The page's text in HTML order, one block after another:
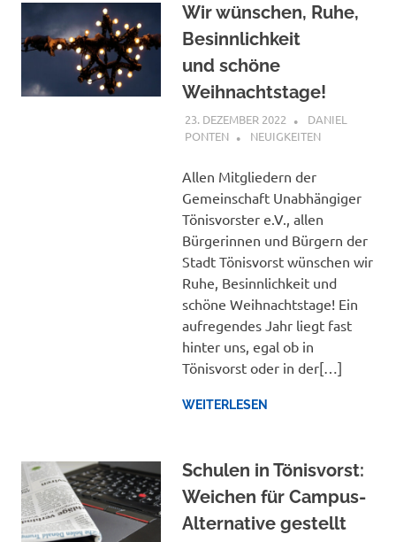
Wir wünschen, Ruhe,
Besinnlichkeit
und schöne
Weihnachtstage!
23. DEZEMBER 2022
DANIEL
PONTEN
NEUIGKEITEN
Allen Mitgliedern der
Gemeinschaft Unabhängiger
Tönisvorster e.V., allen
Bürgerinnen und Bürgern der
Stadt Tönisvorst wünschen wir
Ruhe, Besinnlichkeit und
schöne Weihnachtstage! Ein
aufregendes Jahr liegt fast
hinter uns, egal ob in
Tönisvorst oder in der[…]
WEITERLESEN
Schulen in Tönisvorst:
Weichen für Campus-
Alternative gestellt